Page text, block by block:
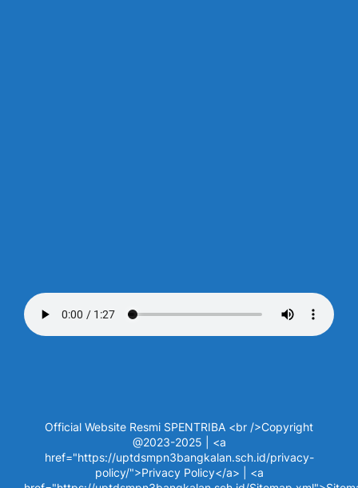
Official Website Resmi SPENTRIBA <br />Copyright
@2023-2025 | <a
href="https://uptdsmpn3bangkalan.sch.id/privacy-
policy/">Privacy Policy</a> | <a